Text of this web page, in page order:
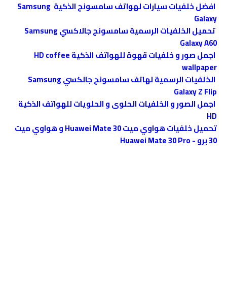
افضل خلفيات سيارات لهواتف ﺳﺎﻣﺴﻮﻧﺞ الذكية Samsung
Galaxy
تحميل الخلفيات الرسمية سامسونج جالاكسي Samsung
Galaxy A60
اجمل صور و خلفيات قهوة للهواتف الذكية HD coffee
wallpaper
الخلفيات الرسمية لهاتف سامسونج جالكسي Samsung
Galaxy Z Flip
اجمل الصور و الخلفيات الحلوى و الحلويات للهواتف الذكية
HD
تحميل خلفيات هواوي ميت Huawei Mate 30 و هواوي ميت
30 برو - Huawei Mate 30 Pro